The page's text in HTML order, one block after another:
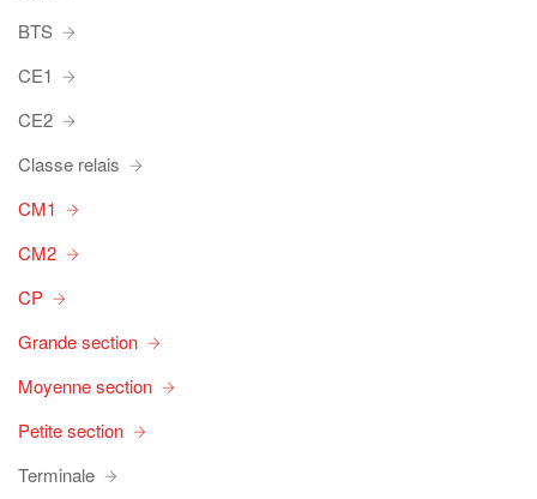
BTS
CE1
CE2
Classe relais
CM1
CM2
CP
Grande section
Moyenne section
Petite section
Terminale